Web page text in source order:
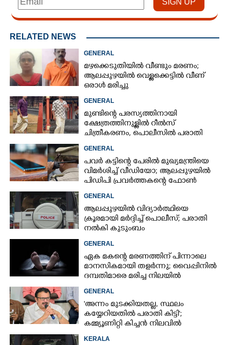
RELATED NEWS
GENERAL
മഴക്കെടുതിയിൽ വീണ്ടും മരണം;
ആലപ്പുഴയിൽ വെള്ളക്കെട്ടിൽ വീണ്
ഒരാൾ മരിച്ചു
GENERAL
മുണ്ടിന്റെ പരസ്യത്തിനായി
ക്ഷേത്രത്തിനുള്ളിൽ റീൽസ്
ചിത്രീകരണം, പൊലീസിൽ പരാതി
GENERAL
പവർ കട്ടിന്റെ പേരിൽ മുഖ്യമന്ത്രിയെ
വിമർശിച്ച് വീഡിയോ; ആലപ്പുഴയിൽ
പിഡിപി പ്രവർത്തകന്റെ ഫോൺ
GENERAL
ആലപ്പുഴയിൽ വിദ്യാർത്ഥിയെ
ക്രൂരമായി മർദ്ദിച്ച് പൊലീസ്; പരാതി
നൽകി കുടുംബം
GENERAL
ഏക മകന്റെ മരണത്തിന് പിന്നാലെ
മാനസികമായി തളർന്നു; വൈപ്പിനിൽ
ദമ്പതിമാരെ മരിച്ച നിലയിൽ
GENERAL
'അന്നം മുടക്കിയതല്ല, സ്ഥലം
കയ്യേറിയതിൽ പരാതി കിട്ടി';
കമ്മ്യൂണിറ്റി കിച്ചൻ നിലവിൽ
KERALA